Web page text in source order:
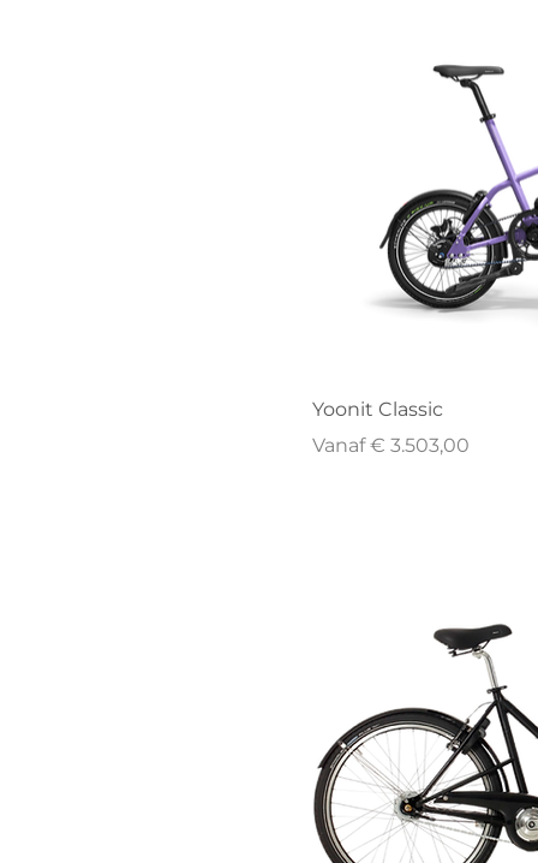
Yoonit Classic
Vanaf€ 3.503,00
Verkoopprijs